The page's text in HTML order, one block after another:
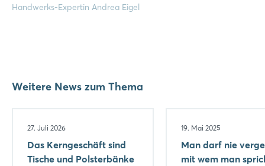
Handwerks-Expertin Andrea Eigel
Weitere News zum Thema
27. Juli 2026
Das Kerngeschäft sind
Tische und Polsterbänke
19. Mai 2025
Man darf nie
mit wem man